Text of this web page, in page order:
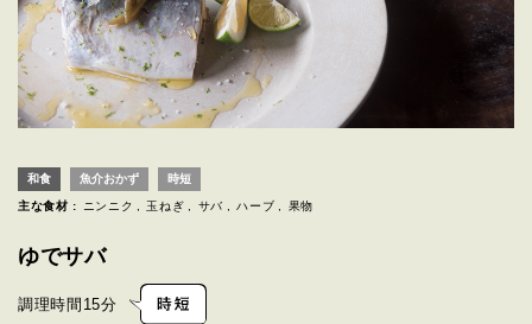
和食 魚介おかず 時短
主な食材 : ニンニク 玉ねぎ サバ ハーブ 果物
ゆでサバ
調理時間 15分